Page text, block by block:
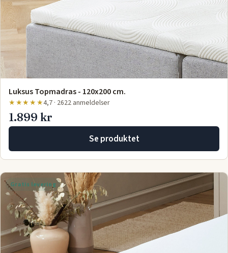
Luksus Topmadras - 120x200 cm.
★★★★★4,7 · 2622 anmeldelser
1.899 kr
Se produktet
Gratis levering